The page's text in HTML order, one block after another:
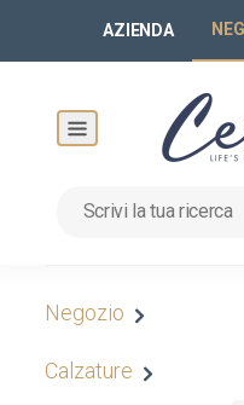
AZIENDA
Negozio
Calzature